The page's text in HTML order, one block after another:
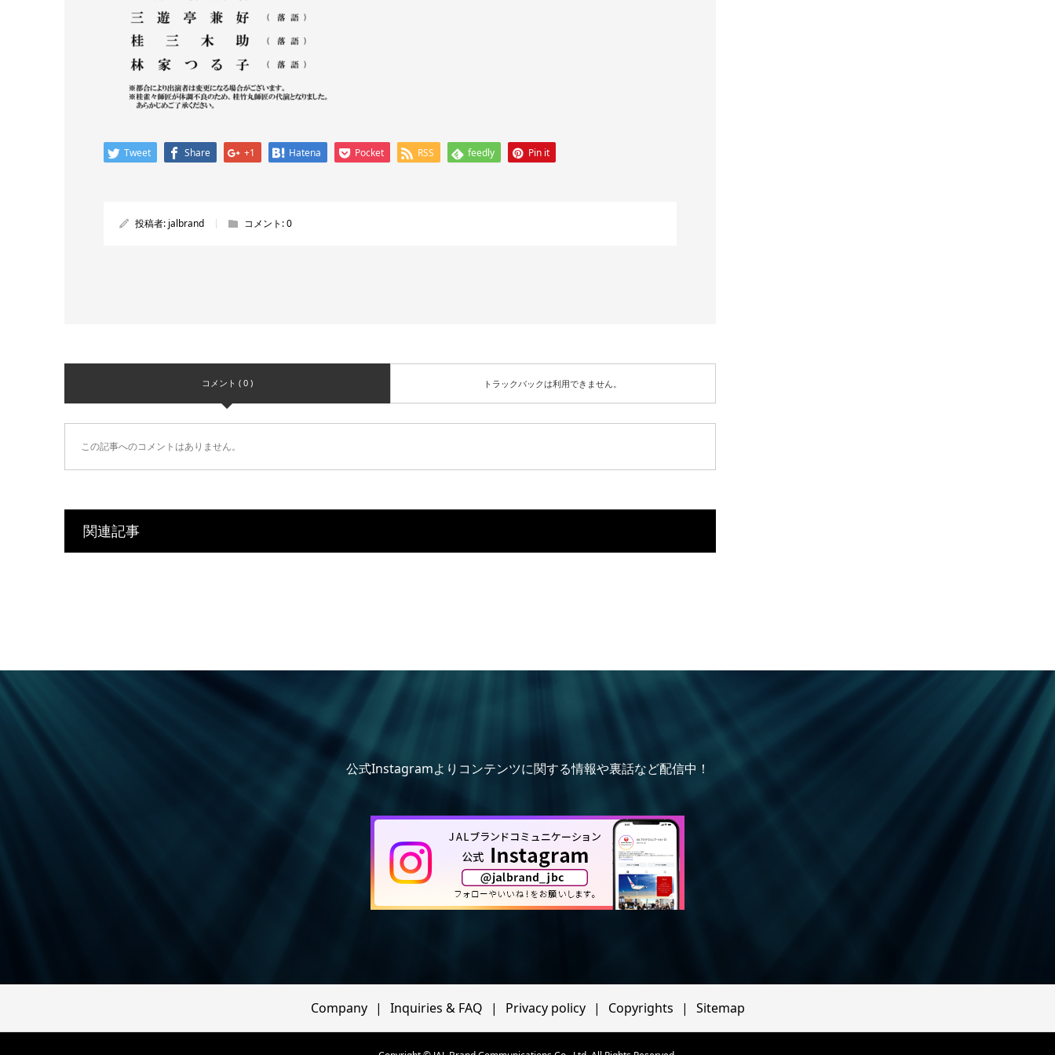
Tweet Share +1 Hatena Pocket RSS feedly Pin it
投稿者: jalbrand コメント:0
コメント ( 0 ) トラックバックは利用できません。
この記事へのコメントはありません。
関連記事
公式Instagramよりコンテンツに関する情報や裏話など配信中！
Company Inquiries & FAQ Privacy policy Copyrights Sitemap